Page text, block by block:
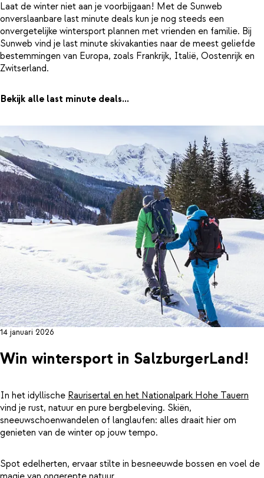
Laat de winter niet aan je voorbijgaan! Met de Sunweb
onverslaanbare last minute deals kun je nog steeds een
onvergetelijke wintersport plannen met vrienden en familie. Bij
Sunweb vind je last minute skivakanties naar de meest geliefde
bestemmingen van Europa, zoals Frankrijk, Italië, Oostenrijk en
Zwitserland.
Bekijk alle last minute deals...
14 januari 2026
Win wintersport in SalzburgerLand!
In het idyllische Raurisertal en het Nationalpark Hohe Tauern
vind je rust, natuur en pure bergbeleving. Skiën,
sneeuwschoenwandelen of langlaufen: alles draait hier om
genieten van de winter op jouw tempo.
Spot edelherten, ervaar stilte in besneeuwde bossen en voel de